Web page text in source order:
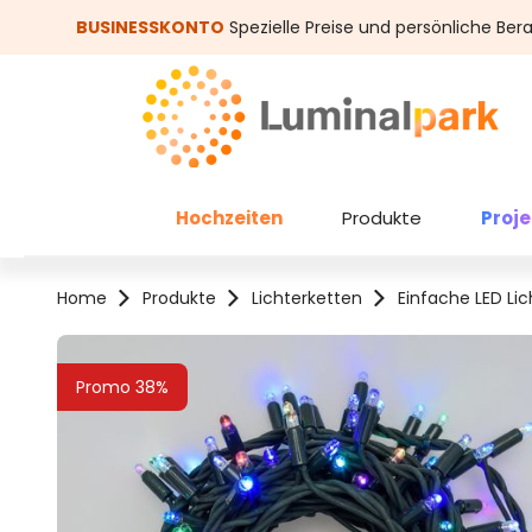
Hauptinhalt springen
Zur Suche springen
BUSINESSKONTO Spezielle Preise und persönliche
Hochzeiten Produkte
Home Produkte Lichterketten Einfache LED
Promo 38%
Bildergalerie überspringen